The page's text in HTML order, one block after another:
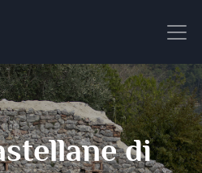
di